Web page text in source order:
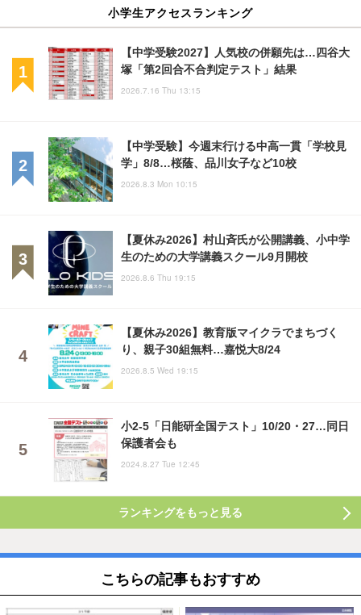
小学生アクセスランキング
【中学受験2027】人気校の併願先は…四谷大
塚「第2回合不合判定テスト」結果
2026.7.16 Thu 13:15
【中学受験】今週末行ける中高一貫「学校見
学」8/8…桜蔭、品川女子など10校
2026.8.3 Mon 10:15
【夏休み2026】村山斉氏が公開講義、小中学
生のための大学講義スクール9月開校
2026.8.6 Thu 19:15
【夏休み2026】教育版マイクラでまちづく
り、親子30組無料…嘉悦大8/24
2026.8.5 Wed 19:15
小2-5「日能研全国テスト」10/20・27…同日
保護者会も
2024.8.27 Tue 12:45
ランキングをもっと見る
こちらの記事もおすすめ